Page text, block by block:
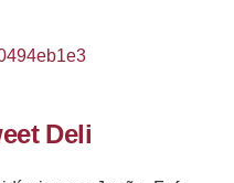
Deli